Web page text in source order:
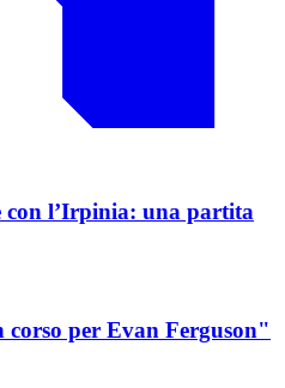
con l’Irpinia: una partita
per Evan Ferguson"